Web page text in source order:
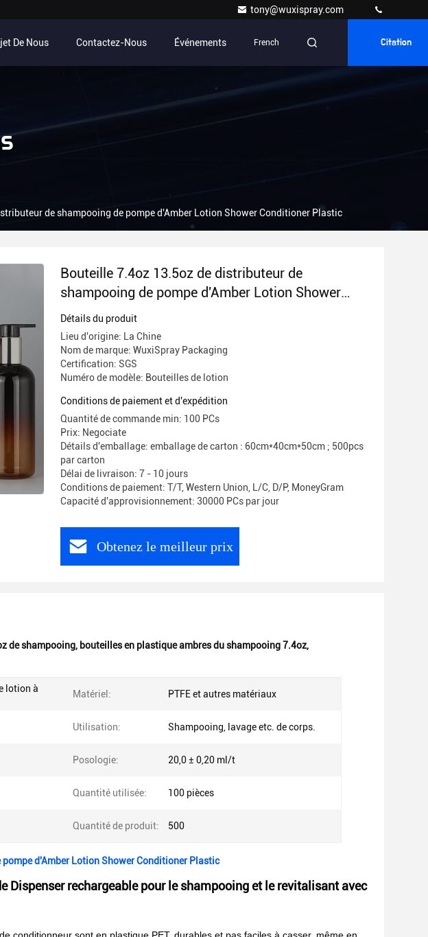
tony@wuxispray.com
De Nous Contactez-Nous Événements French Citation
de shampooing de pompe d'Amber Lotion Shower Conditioner Plastic
Bouteille 7.4oz 13.5oz de distributeur de
shampooing de pompe d'Amber Lotion Shower
Conditioner Plastic
Détails du produit
Lieu d'origine: La Chine
Nom de marque: WuxiSpray Packaging
Certification: SGS
Numéro de modèle: Bouteilles de lotion
Conditions de paiement et d'expédition
Quantité de commande min: 100 PCs
Prix: Negociate
Détails d'emballage: emballage de carton : 60cm*40cm*50cm ; 500pcs
par carton
Délai de livraison: 7 - 10 jours
Conditions de paiement: T/T, Western Union, L/C, D/P, MoneyGram
Capacité d'approvisionnement: 30000 PCs par jour
Obtenez le meilleur prix
de shampooing, bouteilles en plastique ambres du shampooing 7.4oz,
lotion à
Matériel: PTFE et autres matériaux
Utilisation: Shampooing, lavage etc. de corps.
Posologie: 20,0 ± 0,20 ml/t
Quantité utilisée: 100 pièces
Quantité de produit: 500
d'Amber Lotion Shower Conditioner Plastic
Dispenser rechargeable pour le shampooing et le revitalisant avec